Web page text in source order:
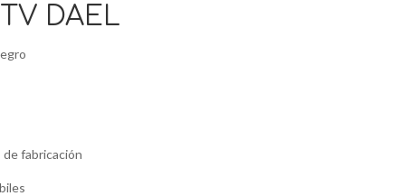
DAEL
fabricación